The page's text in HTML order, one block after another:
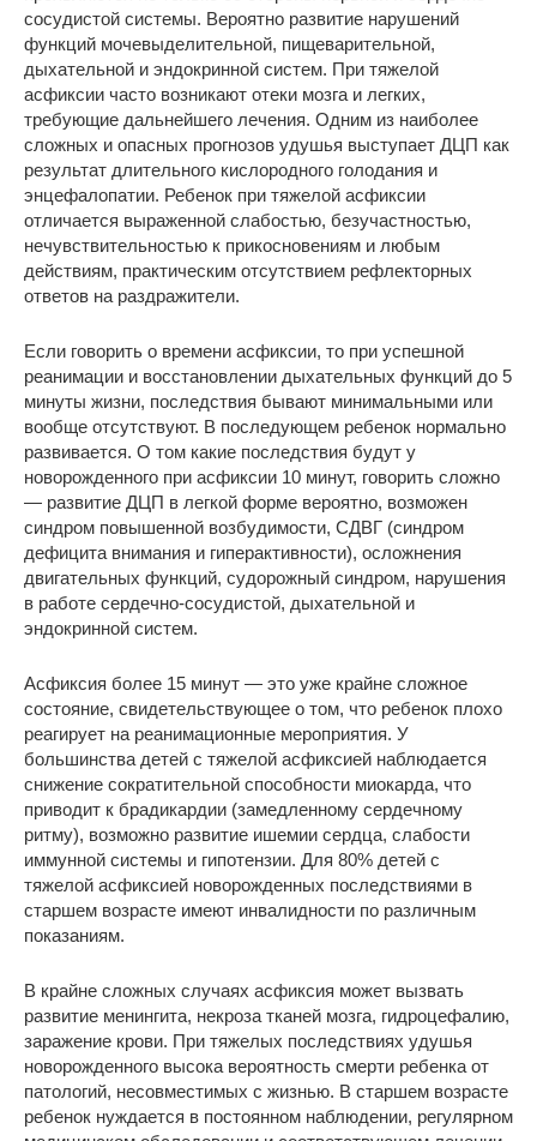
сосудистой системы. Вероятно развитие нарушений
функций мочевыделительной, пищеварительной,
дыхательной и эндокринной систем. При тяжелой
асфиксии часто возникают отеки мозга и легких,
требующие дальнейшего лечения. Одним из наиболее
сложных и опасных прогнозов удушья выступает ДЦП как
результат длительного кислородного голодания и
энцефалопатии. Ребенок при тяжелой асфиксии
отличается выраженной слабостью, безучастностью,
нечувствительностью к прикосновениям и любым
действиям, практическим отсутствием рефлекторных
ответов на раздражители.
Если говорить о времени асфиксии, то при успешной
реанимации и восстановлении дыхательных функций до 5
минуты жизни, последствия бывают минимальными или
вообще отсутствуют. В последующем ребенок нормально
развивается. О том какие последствия будут у
новорожденного при асфиксии 10 минут, говорить сложно
— развитие ДЦП в легкой форме вероятно, возможен
синдром повышенной возбудимости, СДВГ (синдром
дефицита внимания и гиперактивности), осложнения
двигательных функций, судорожный синдром, нарушения
в работе сердечно-сосудистой, дыхательной и
эндокринной систем.
Асфиксия более 15 минут — это уже крайне сложное
состояние, свидетельствующее о том, что ребенок плохо
реагирует на реанимационные мероприятия. У
большинства детей с тяжелой асфиксией наблюдается
снижение сократительной способности миокарда, что
приводит к брадикардии (замедленному сердечному
ритму), возможно развитие ишемии сердца, слабости
иммунной системы и гипотензии. Для 80% детей с
тяжелой асфиксией новорожденных последствиями в
старшем возрасте имеют инвалидности по различным
показаниям.
В крайне сложных случаях асфиксия может вызвать
развитие менингита, некроза тканей мозга, гидроцефалию,
заражение крови. При тяжелых последствиях удушья
новорожденного высока вероятность смерти ребенка от
патологий, несовместимых с жизнью. В старшем возрасте
ребенок нуждается в постоянном наблюдении, регулярном